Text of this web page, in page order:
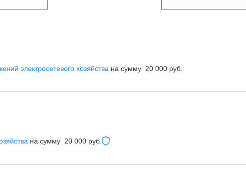
электросетевого хозяйства на сумму 20 000 руб.
на сумму 20 000 руб.